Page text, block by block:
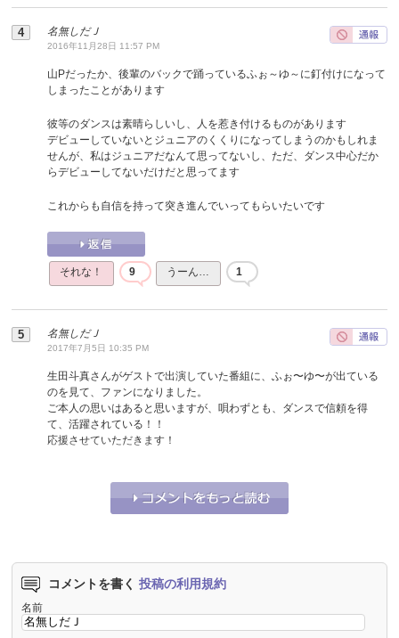
名無しだＪ
2016年11月28日 11:57 PM
山Pだったか、後輩のバックで踊っているふぉ～ゆ～に釘付けになって
しまったことがあります
彼等のダンスは素晴らしいし、人を惹き付けるものがあります
デビューしていないとジュニアのくくりになってしまうのかもしれま
せんが、私はジュニアだなんて思ってないし、ただ、ダンス中心だか
らデビューしてないだけだと思ってます
これからも自信を持って突き進んでいってもらいたいです
それな！ 9 うーん… 1
名無しだＪ
2017年7月5日 10:35 PM
生田斗真さんがゲストで出演していた番組に、ふぉ〜ゆ〜が出ている
のを見て、ファンになりました。
ご本人の思いはあると思いますが、唄わずとも、ダンスで信頼を得
て、活躍されている！！
応援させていただきます！
1 うーん… 0
コメントを書く 投稿の利用規約
名前